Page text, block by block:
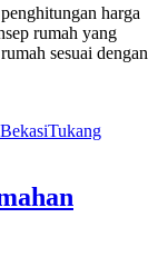
harga
rumah yang
sesuai dengan
Tukang